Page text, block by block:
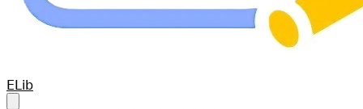
Your Company
ELib